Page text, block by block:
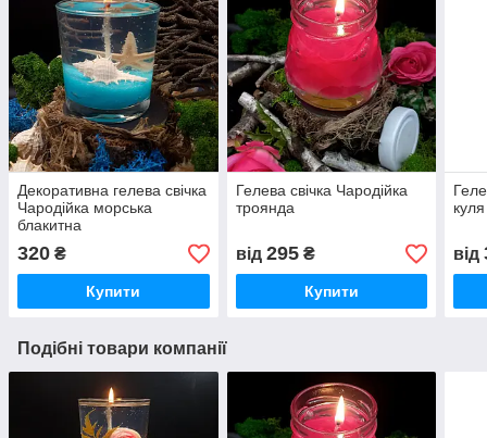
Декоративна гелева свічка
Чародійка морська
блакитна
320 ₴
Купити
Гелева свічка Чародійка
троянда
від 295₴
Купити
від
Подібні товари компанії